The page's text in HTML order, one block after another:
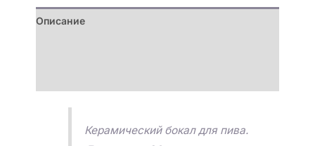
Описание
Керамический бокал для пива.